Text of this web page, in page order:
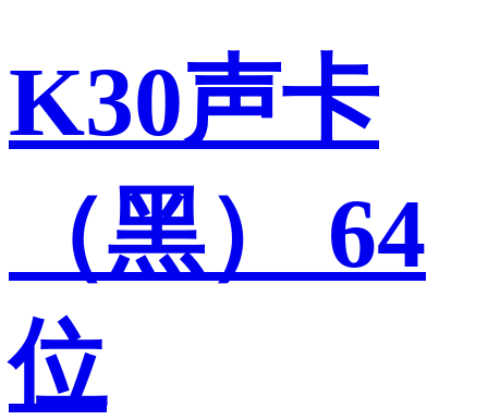
K30声卡
（黑） 64
位